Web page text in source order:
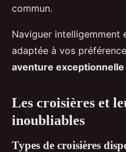
commun.
Naviguer intelligemment
adaptée à vos
aventure exceptionnelle
Les croisières et
inoubliables
Types de croisières